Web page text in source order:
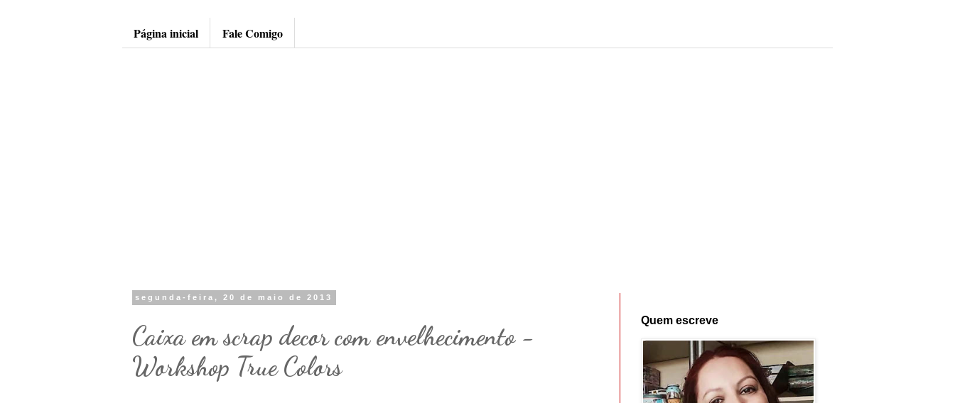
Página inicial Fale Comigo
segunda-feira, 20 de maio de 2013
Caixa em scrap decor com envelhecimento -
Workshop True Colors
Quem escreve